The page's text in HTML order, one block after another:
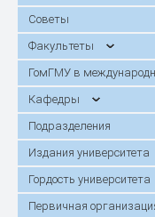
Советы
Факультеты
ГомГМУ в
Кафедры
Подразделения
Издания университета
Гордость университета
Первичная